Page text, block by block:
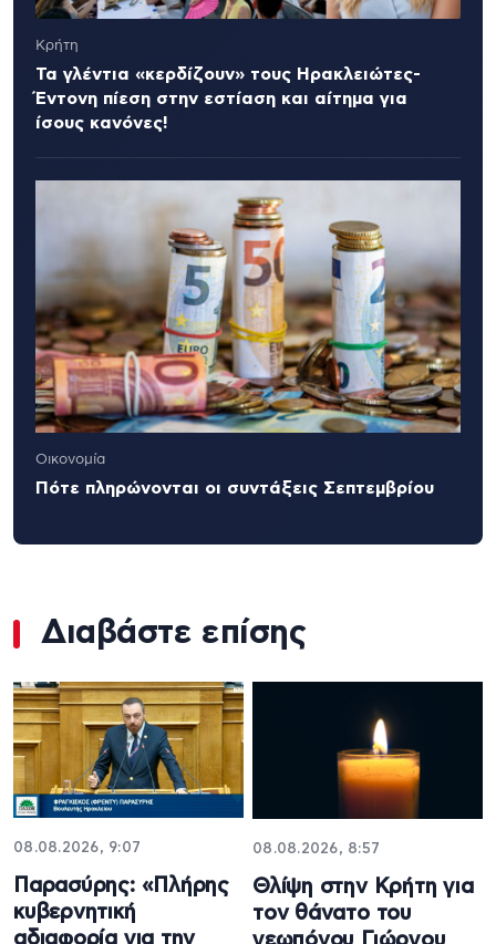
Κρήτη
Τα γλέντια «κερδίζουν» τους Ηρακλειώτες-
Έντονη πίεση στην εστίαση και αίτημα για
ίσους κανόνες!
Οικονομία
Πότε πληρώνονται οι συντάξεις Σεπτεμβρίου
Διαβάστε επίσης
08.08.2026, 9:07
Παρασύρης: «Πλήρης
κυβερνητική
αδιαφορία για την
08.08.2026, 8:57
Θλίψη στην Κρήτη για
τον θάνατο του